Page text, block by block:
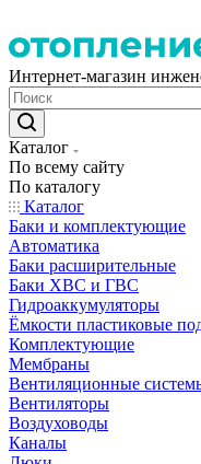
Интернет-магазин
Каталог
По всему сайту
По каталогу
Каталог
Баки и комплектующие
Автоматика
Баки расширительные
Баки ХВС и ГВС
Гидроаккумуляторы
Ёмкости пластиковые
Комплектующие
Мембраны
Вентиляционные
Вентиляторы
Воздуховоды
Каналы